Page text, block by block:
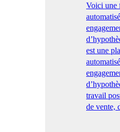
Voici une
est une
travail
de vente,